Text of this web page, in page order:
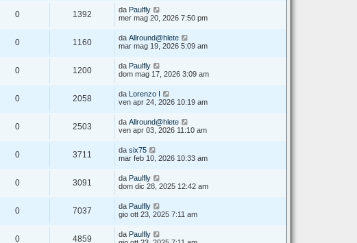
0 1392 da Paulfly
mer mag 20, 2026 7:50 pm
0 1160 da Allround@hlete
mar mag 19, 2026 5:09 am
0 1200 da Paulfly
dom mag 17, 2026 3:09 am
0 2058 da Lorenzo I
ven apr 24, 2026 10:19 am
0 2503 da Allround@hlete
ven apr 03, 2026 11:10 am
0 3711 da six75
mar feb 10, 2026 10:33 am
0 3091 da Paulfly
dom dic 28, 2025 12:42 am
0 7037 da Paulfly
gio ott 23, 2025 7:11 am
0 4859 da Paulfly